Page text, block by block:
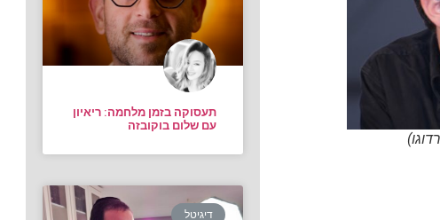
תעסוקה בזמן מלחמה: ריאיון
עם שלום בוקובזה
דיגיטל